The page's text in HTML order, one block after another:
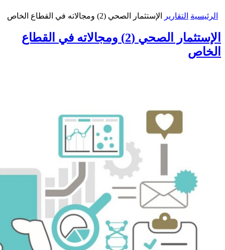
الرئيسية التقارير الإستثمار الصحي (2) ومجالاته في القطاع الخاص
الإستثمار الصحي (2) ومجالاته في القطاع
الخاص